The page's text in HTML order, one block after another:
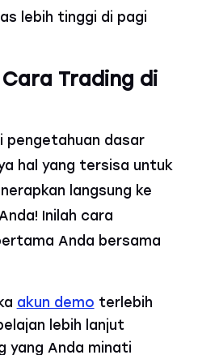
lebih tinggi di pagi
Trading di
pengetahuan dasar
hal yang tersisa untuk
langsung ke
Inilah cara
Anda bersama
akun demo terlebih
lebih lanjut
yang Anda minati